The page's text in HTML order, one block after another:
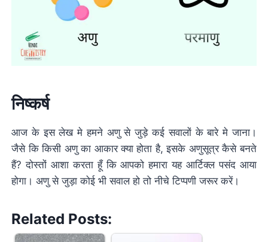
निष्कर्ष
आज के इस लेख मे हमने अणु से जुड़े कई सवालों के बारे मे जाना।
जैसे कि किसी अणु का आकार क्या होता है, इसके अणुसूत्र कैसे बनते
हैं? दोस्तों आशा करता हूँ कि आपको हमारा यह आर्टिक्ल पसंद आया
होगा। अणु से जुड़ा कोई भी सवाल हो तो नीचे टिप्पणी जरूर करें।
Related Posts: